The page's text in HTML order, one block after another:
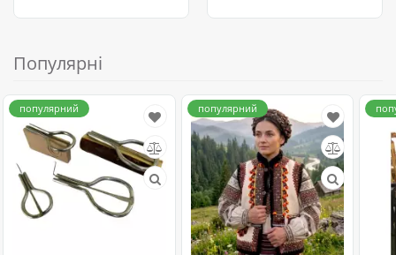
Популярні
популярний популярний